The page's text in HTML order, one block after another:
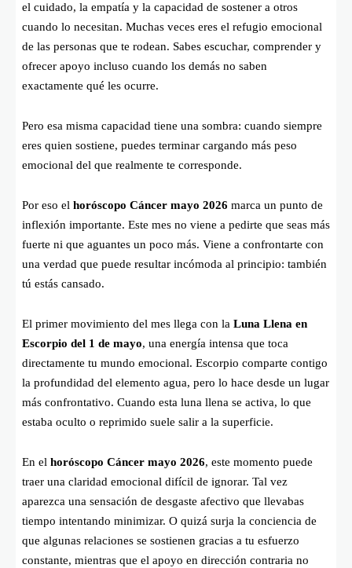
el cuidado, la empatía y la capacidad de sostener a otros
cuando lo necesitan. Muchas veces eres el refugio emocional
de las personas que te rodean. Sabes escuchar, comprender y
ofrecer apoyo incluso cuando los demás no saben
exactamente qué les ocurre.
Pero esa misma capacidad tiene una sombra: cuando siempre
eres quien sostiene, puedes terminar cargando más peso
emocional del que realmente te corresponde.
Por eso el horóscopo Cáncer mayo 2026 marca un punto de
inflexión importante. Este mes no viene a pedirte que seas más
fuerte ni que aguantes un poco más. Viene a confrontarte con
una verdad que puede resultar incómoda al principio: también
tú estás cansado.
El primer movimiento del mes llega con la Luna Llena en
Escorpio del 1 de mayo, una energía intensa que toca
directamente tu mundo emocional. Escorpio comparte contigo
la profundidad del elemento agua, pero lo hace desde un lugar
más confrontativo. Cuando esta luna llena se activa, lo que
estaba oculto o reprimido suele salir a la superficie.
En el horóscopo Cáncer mayo 2026, este momento puede
traer una claridad emocional difícil de ignorar. Tal vez
aparezca una sensación de desgaste afectivo que llevabas
tiempo intentando minimizar. O quizá surja la conciencia de
que algunas relaciones se sostienen gracias a tu esfuerzo
constante, mientras que el apoyo en dirección contraria no